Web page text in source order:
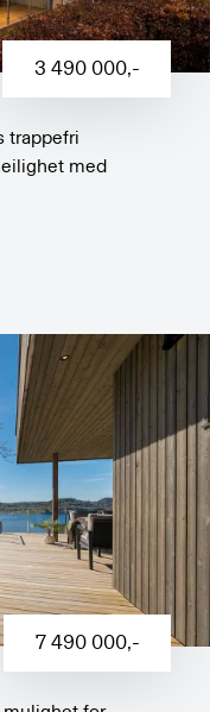
3 490 000,-
trappefri
med
7 490 000,-